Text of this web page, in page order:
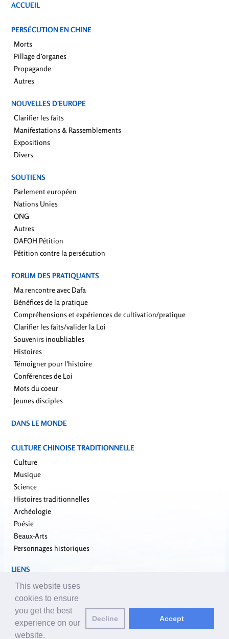
ACCUEIL
PERSÉCUTION EN CHINE
Morts
Pillage d’organes
Propagande
Autres
NOUVELLES D’EUROPE
Clarifier les faits
Manifestations & Rassemblements
Expositions
Divers
SOUTIENS
Parlement européen
Nations Unies
ONG
Autres
DAFOH Pétition
Pétition contre la persécution
FORUM DES PRATIQUANTS
Ma rencontre avec Dafa
Bénéfices de la pratique
Compréhensions et expériences de cultivation/pratique
Clarifier les faits/valider la Loi
Souvenirs inoubliables
Histoires
Témoigner pour l'histoire
Conférences de Loi
Mots du coeur
Jeunes disciples
DANS LE MONDE
CULTURE CHINOISE TRADITIONNELLE
Culture
Musique
Science
Histoires traditionnelles
Archéologie
Poésie
Beaux-Arts
Personnages historiques
LIENS
falundafa.org
faluninfo.net
minghui.org
pureinsight.org
This website uses
cookies to ensure
you get the best
experience on our
website.
Decline Accept